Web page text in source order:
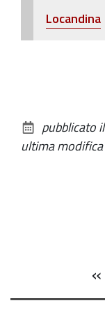
Locandina
documento
pubblicato il
ultima modifica
«